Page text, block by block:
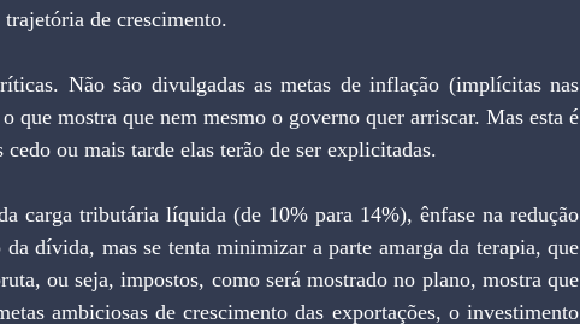
de crescimento.
Não são divulgadas as metas de inflação (implícitas nas
que mostra que nem mesmo o governo quer arriscar. Mas esta é
ou mais tarde elas terão de ser explicitadas.
carga tributária líquida (de 10% para 14%), ênfase na redução
dívida, mas se tenta minimizar a parte amarga da terapia, que
ou seja, impostos, como será mostrado no plano, mostra que
ambiciosas de crescimento das exportações, o investimento